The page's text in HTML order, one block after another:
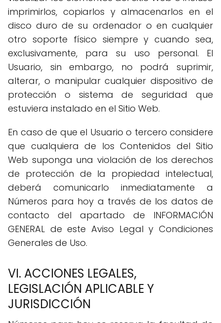
imprimirlos, copiarlos y almacenarlos en el
disco duro de su ordenador o en cualquier
otro soporte físico siempre y cuando sea,
exclusivamente, para su uso personal. El
Usuario, sin embargo, no podrá suprimir,
alterar, o manipular cualquier dispositivo de
protección o sistema de seguridad que
estuviera instalado en el Sitio Web.
En caso de que el Usuario o tercero considere
que cualquiera de los Contenidos del Sitio
Web suponga una violación de los derechos
de protección de la propiedad intelectual,
deberá comunicarlo inmediatamente a
Números para hoy a través de los datos de
contacto del apartado de INFORMACIÓN
GENERAL de este Aviso Legal y Condiciones
Generales de Uso.
VI. ACCIONES LEGALES,
LEGISLACIÓN APLICABLE Y
JURISDICCIÓN